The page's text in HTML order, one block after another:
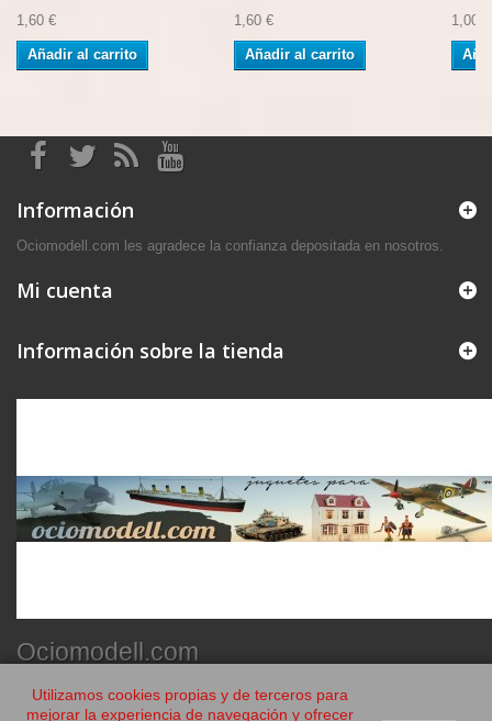
1,60 €
Añadir al carrito
1,60 €
Añadir al carrito
1,00 €
Información
Ociomodell.com les agradece la confianza depositada en nosotros.
Mi cuenta
Información sobre la tienda
Ociomodell.com
Utilizamos cookies propias y de terceros para
mejorar la experiencia de navegación y ofrecer